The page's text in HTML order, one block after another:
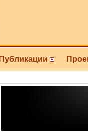
Публикации